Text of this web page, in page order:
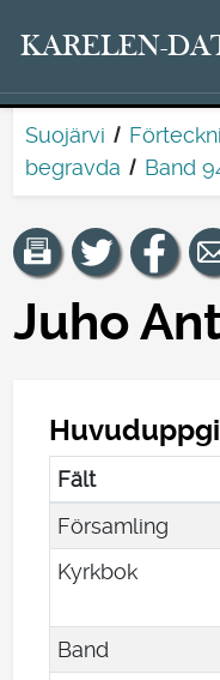
KARELEN-
Suojärvi
begravda
Band
Juho
Fält
Församling
Kyrkbok
Band